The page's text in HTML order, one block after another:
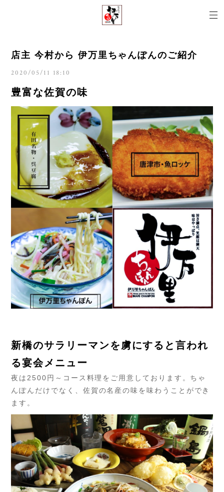
店主 今村から 伊万里ちゃんぽんのご紹介
2020/05/11 18:10
豊富な佐賀の味
新橋のサラリーマンを虜にすると言われ
る宴会メニュー
夜は2500円～コース料理をご用意しております。ちゃ
んぽんだけでなく、佐賀の名産の味を味わうことができ
ます。